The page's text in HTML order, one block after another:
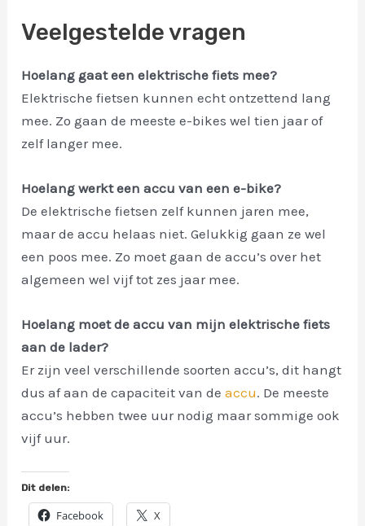
Veelgestelde vragen
Hoelang gaat een elektrische fiets mee?
Elektrische fietsen kunnen echt ontzettend lang
mee. Zo gaan de meeste e-bikes wel tien jaar of
zelf langer mee.
Hoelang werkt een accu van een e-bike?
De elektrische fietsen zelf kunnen jaren mee,
maar de accu helaas niet. Gelukkig gaan ze wel
een poos mee. Zo moet gaan de accu’s over het
algemeen wel vijf tot zes jaar mee.
Hoelang moet de accu van mijn elektrische fiets
aan de lader?
Er zijn veel verschillende soorten accu’s, dit hangt
dus af aan de capaciteit van deaccu. De meeste
accu’s hebben twee uur nodig maar sommige ook
vijf uur.
Dit delen:
Facebook X